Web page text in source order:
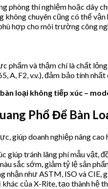
phòng thí nghiệm hoặc dây
chuyên cũng có thể vận
hợp cho môi trường công
phẩm và thậm chí là chất
A, F2, v.v.), đảm bảo tính nhất
loại không tiếp xúc –
Phổ Để Bàn
giúp doanh nghiệp nâng cao
giúp tránh lãng phí mẫu vật,
sắc sớm, giảm tỷ lệ sản
nhận như ASTM, ISO và CIE,
của X-Rite, tạo thành hệ